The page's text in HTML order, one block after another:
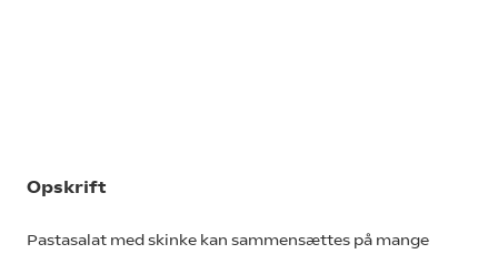
Opskrift
Pastasalat med skinke kan sammensættes på mange